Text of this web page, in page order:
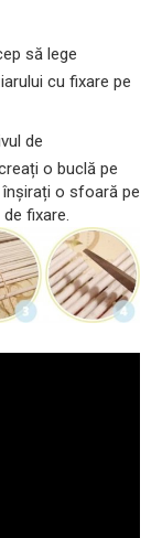
să lege
cu fixare pe
de
o buclă pe
o sfoară pe
fixare.